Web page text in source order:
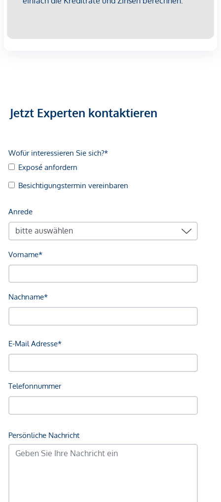
*Der Vertrag kommt nicht mit der INFINA Credit Broker
Vertragsabschluss resultierende Rechte sind ausschließlich
gegenüber dem anbietenden Immobilienunternehmen
gemachten Angaben und Informationen lediglich
Gewähr erfolgen. Der Vermittler ist als Doppelmakler tätig.
Jetzt Experten kontaktieren